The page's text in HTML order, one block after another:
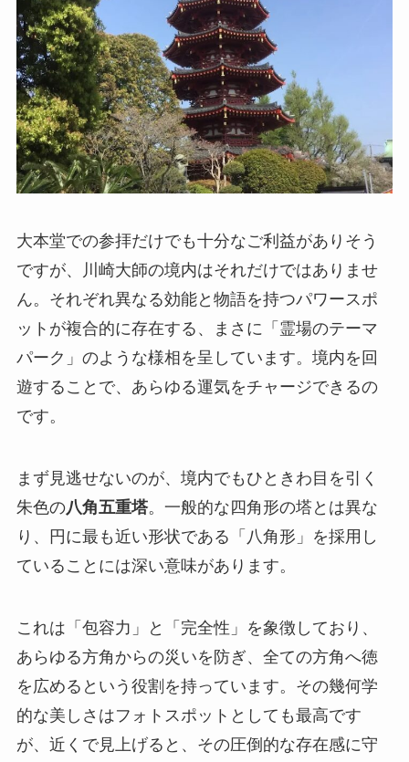
大本堂での参拝だけでも十分なご利益がありそう
ですが、川崎大師の境内はそれだけではありませ
ん。それぞれ異なる効能と物語を持つパワースポ
ットが複合的に存在する、まさに「霊場のテーマ
パーク」のような様相を呈しています。境内を回
遊することで、あらゆる運気をチャージできるの
です。
まず見逃せないのが、境内でもひときわ目を引く
朱色の八角五重塔。一般的な四角形の塔とは異な
り、円に最も近い形状である「八角形」を採用し
ていることには深い意味があります。
これは「包容力」と「完全性」を象徴しており、
あらゆる方角からの災いを防ぎ、全ての方角へ徳
を広めるという役割を持っています。その幾何学
的な美しさはフォトスポットとしても最高です
が、近くで見上げると、その圧倒的な存在感に守